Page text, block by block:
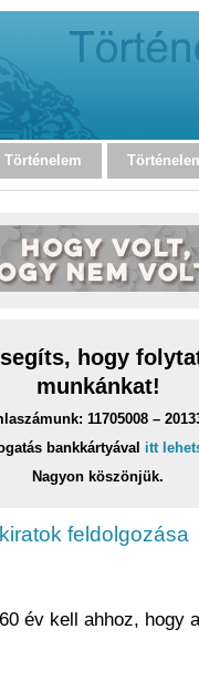
Történelem
hogy
munkánkat!
11705008 –
bankkártyával itt
Nagyon köszönjük.
feldolgozása
év kell ahhoz, hogy